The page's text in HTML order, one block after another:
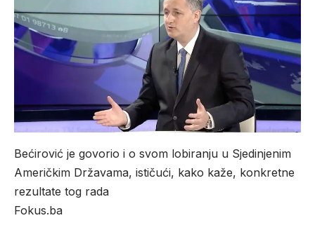
Bećirović je govorio i o svom lobiranju u Sjedinjenim
Američkim Državama, ističući, kako kaže, konkretne
rezultate tog rada
Fokus.ba